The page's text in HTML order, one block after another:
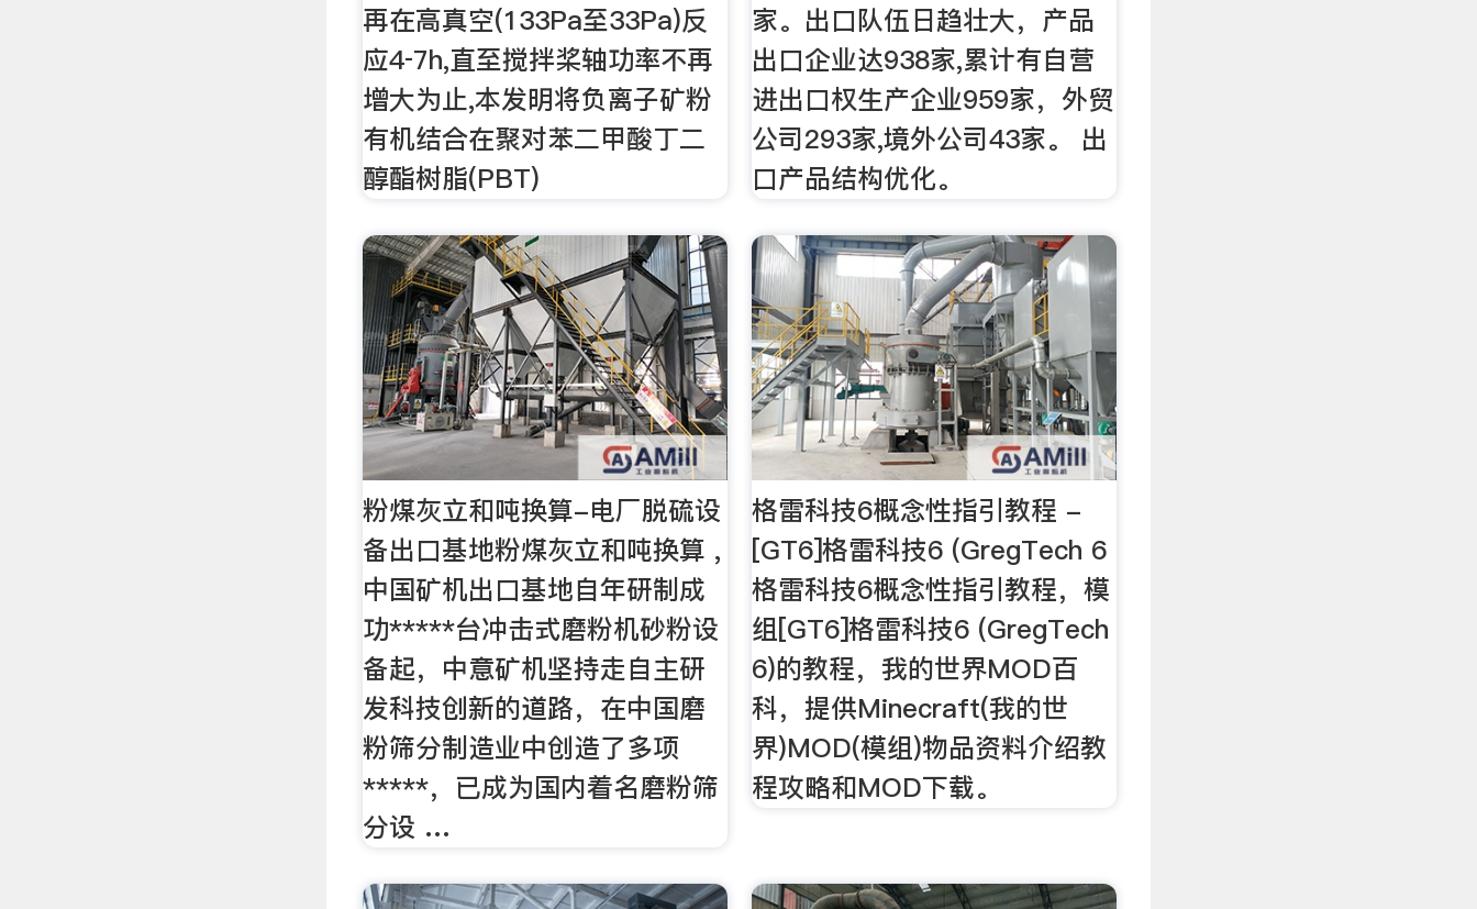
再在高真空(133Pa至33Pa)反
应4‑7h,直至搅拌桨轴功率不再
增大为止,本发明将负离子矿粉
有机结合在聚对苯二甲酸丁二
醇酯树脂(PBT)
家。出口队伍日趋壮大，产品
出口企业达938家,累计有自营
进出口权生产企业959家，外贸
公司293家,境外公司43家。 出
口产品结构优化。
粉煤灰立和吨换算-电厂脱硫设
备出口基地粉煤灰立和吨换算 ,
中国矿机出口基地自年研制成
功*****台冲击式磨粉机砂粉设
备起，中意矿机坚持走自主研
发科技创新的道路，在中国磨
粉筛分制造业中创造了多项
*****，已成为国内着名磨粉筛
分设 …
格雷科技6概念性指引教程 -
[GT6]格雷科技6 (GregTech 6
格雷科技6概念性指引教程，模
组[GT6]格雷科技6 (GregTech
6)的教程，我的世界MOD百
科，提供Minecraft(我的世
界)MOD(模组)物品资料介绍教
程攻略和MOD下载。